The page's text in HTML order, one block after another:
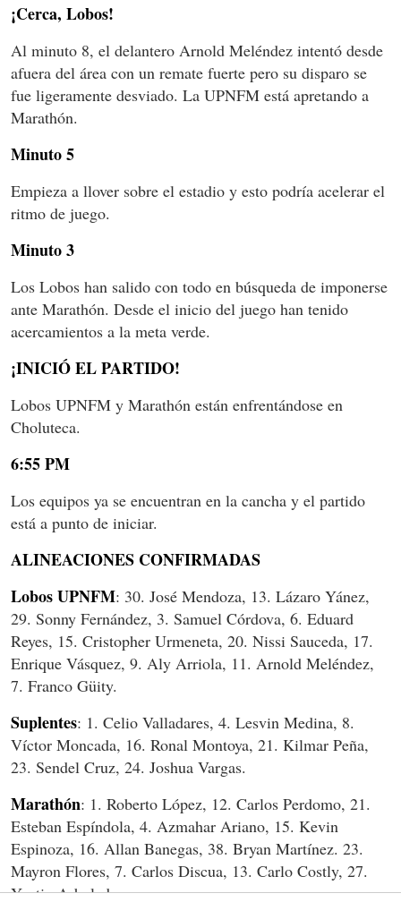
¡Cerca, Lobos!
Al minuto 8, el delantero Arnold Meléndez intentó desde
afuera del área con un remate fuerte pero su disparo se
fue ligeramente desviado. La UPNFM está apretando a
Marathón.
Minuto 5
Empieza a llover sobre el estadio y esto podría acelerar el
ritmo de juego.
Minuto 3
Los Lobos han salido con todo en búsqueda de imponerse
ante Marathón. Desde el inicio del juego han tenido
acercamientos a la meta verde.
¡INICIÓ EL PARTIDO!
Lobos UPNFM y Marathón están enfrentándose en
Choluteca.
6:55 PM
Los equipos ya se encuentran en la cancha y el partido
está a punto de iniciar.
ALINEACIONES CONFIRMADAS
Lobos UPNFM: 30. José Mendoza, 13. Lázaro Yánez,
29. Sonny Fernández, 3. Samuel Córdova, 6. Eduard
Reyes, 15. Cristopher Urmeneta, 20. Nissi Sauceda, 17.
Enrique Vásquez, 9. Aly Arriola, 11. Arnold Meléndez,
7. Franco Güity.
Suplentes: 1. Celio Valladares, 4. Lesvin Medina, 8.
Víctor Moncada, 16. Ronal Montoya, 21. Kilmar Peña,
23. Sendel Cruz, 24. Joshua Vargas.
Marathón: 1. Roberto López, 12. Carlos Perdomo, 21.
Esteban Espíndola, 4. Azmahar Ariano, 15. Kevin
Espinoza, 16. Allan Banegas, 38. Bryan Martínez. 23.
Mayron Flores, 7. Carlos Discua, 13. Carlo Costly, 27.
Yustin Arboleda.